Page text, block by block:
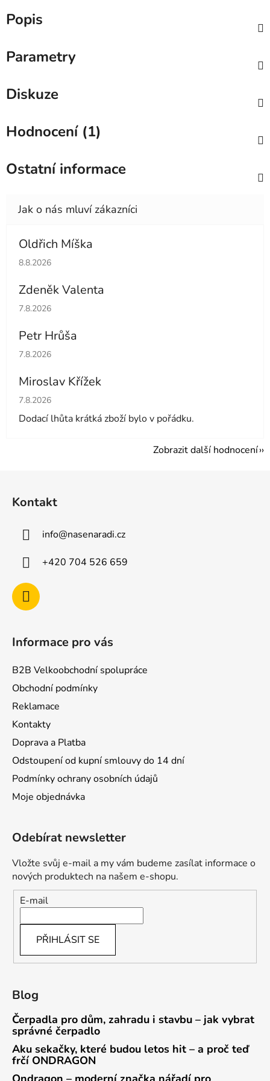
Popis
Parametry
Diskuze
Hodnocení (1)
Ostatní informace
Oldřich Míška
Hodnocení obchodu je 5 z 5 hvězdiček.
8.8.2026
Zdeněk Valenta
Hodnocení obchodu je 5 z 5 hvězdiček.
7.8.2026
Petr Hrůša
Hodnocení obchodu je 5 z 5 hvězdiček.
7.8.2026
Miroslav Křížek
Hodnocení obchodu je 5 z 5 hvězdiček.
7.8.2026
Dodací lhůta krátká zboží bylo v pořádku.
Zobrazit další hodnocení
Kontakt
info@nasenaradi.cz
+420 704 526 659
Informace pro vás
B2B Velkoobchodní spolupráce
Obchodní podmínky
Reklamace
Kontakty
Doprava a Platba
Odstoupení od kupní smlouvy do 14 dní
Podmínky ochrany osobních údajů
Moje objednávka
Odebírat newsletter
Vložte svůj e-mail a my vám budeme zasílat informace o
nových produktech na našem e-shopu.
E-mail
PŘIHLÁSIT SE
Blog
Čerpadla pro dům, zahradu i stavbu – jak vybrat
správné čerpadlo
Aku sekačky, které budou letos hit – a proč teď
frčí ONDRAGON